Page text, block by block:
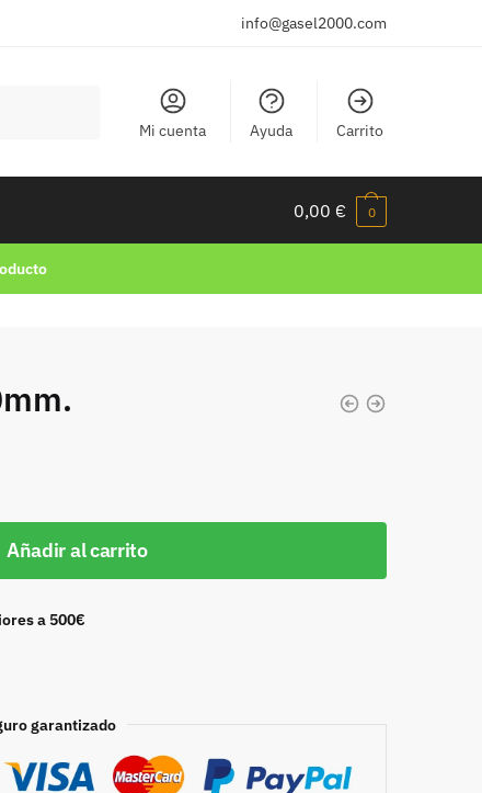
info@gasel2000.com
Mi cuenta Ayuda Carrito
0,00 € 0
Añadir al carrito
a 500€
garantizado